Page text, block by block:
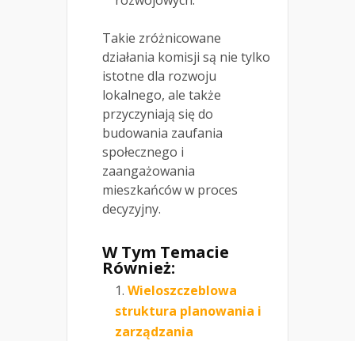
Takie zróżnicowane
działania komisji są nie tylko
istotne dla rozwoju
lokalnego, ale także
przyczyniają się do
budowania zaufania
społecznego i
zaangażowania
mieszkańców w proces
decyzyjny.
W Tym Temacie
Również:
Wieloszczeblowa
struktura planowania i
zarządzania